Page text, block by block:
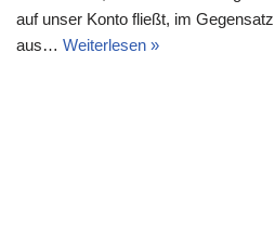
auf unser Konto fließt, im
aus… Weiterlesen »